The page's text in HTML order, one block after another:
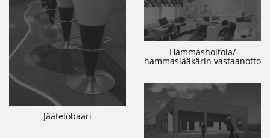
Jäätelöbaari
Hammashoitola/
hammaslääkärin vastaanotto